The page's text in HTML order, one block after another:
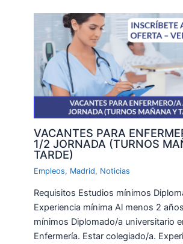
VACANTES PARA
1/2 JORNADA (TURNOS
TARDE)
Empleos, Madrid, Noticias
Requisitos Estudios mínimos
Experiencia mínima Al menos 2
mínimos Diplomado/a universitario
Enfermería. Estar colegiado/a.